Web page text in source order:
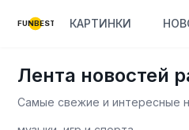
FUNBEST КАРТИНКИ
Лента новостей
Самые свежие и интересные